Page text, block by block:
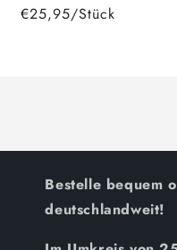
€25,95/Stück
Bestelle bequem
deutschlandweit!